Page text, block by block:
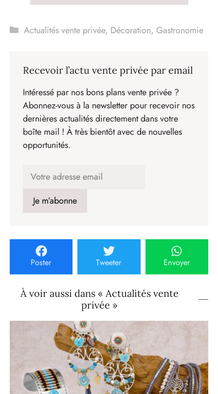
Catégories
Actualités vente privée, Décoration, Gastronomie
Recevoir l’actu vente privée par email
Intéressé par nos bons plans vente privée ?
Abonnez-vous à la newsletter pour recevoir nos
dernières actualités directement dans votre
boîte mail ! À très bientôt avec de nouvelles
opportunités.
Poster Tweeter Envoyer
À voir aussi dans « Actualités vente
privée »